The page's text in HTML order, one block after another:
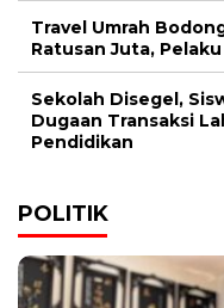
Travel Umrah
Ratusan Juta,
Sekolah Disegel,
Dugaan Transaksi
Pendidikan
POLITIK